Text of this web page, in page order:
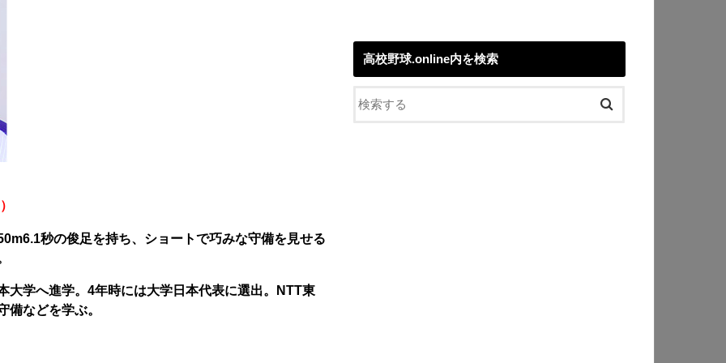
秒の俊足を持ち、ショートで巧みな守備を見せる
大学へ進学。4年時には大学日本代表に選出。NTT東
などを学ぶ。
高校野球.online内を検索